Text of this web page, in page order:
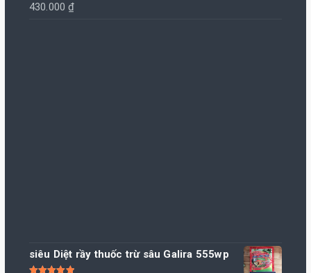
430.000₫
siêu Diệt rầy thuốc trừ sâu Galira 555wp